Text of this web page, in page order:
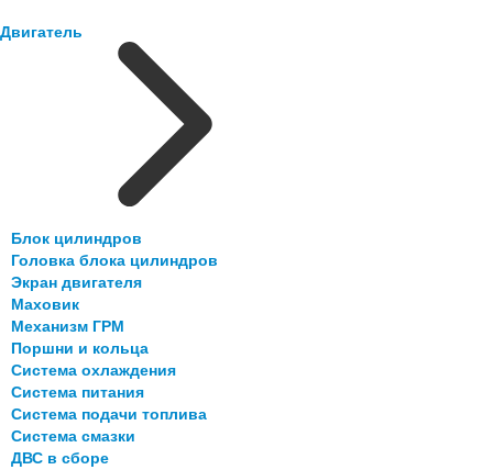
Двигатель
Блок цилиндров
Головка блока цилиндров
Экран двигателя
Маховик
Механизм ГРМ
Поршни и кольца
Система охлаждения
Система питания
Система подачи топлива
Система смазки
ДВС в сборе